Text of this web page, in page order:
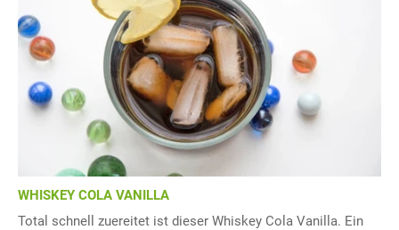
WHISKEY COLA VANILLA
Total schnell zuereitet ist dieser Whiskey Cola Vanilla. Ein